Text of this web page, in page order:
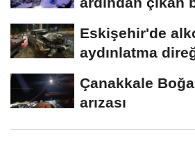
Eskişehir'de
aydınlatma
Çanakkale
arızası